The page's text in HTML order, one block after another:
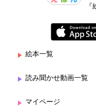
絵本一覧
読み聞かせ動画一覧
マイページ